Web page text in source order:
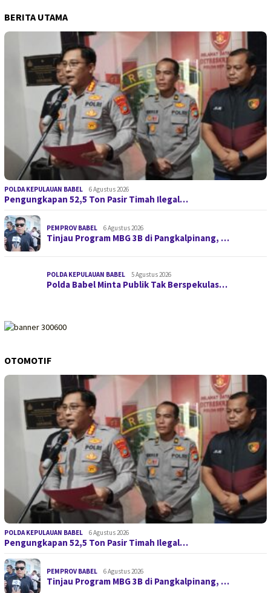
BERITA UTAMA
POLDA KEPULAUAN BABEL 6 Agustus 2026
Pengungkapan 52,5 Ton Pasir Timah Ilegal…
PEMPROV BABEL 6 Agustus 2026
Tinjau Program MBG 3B di Pangkalpinang, …
POLDA KEPULAUAN BABEL 5 Agustus 2026
Polda Babel Minta Publik Tak Berspekulas…
OTOMOTIF
POLDA KEPULAUAN BABEL 6 Agustus 2026
Pengungkapan 52,5 Ton Pasir Timah Ilegal…
PEMPROV BABEL 6 Agustus 2026
Tinjau Program MBG 3B di Pangkalpinang, …